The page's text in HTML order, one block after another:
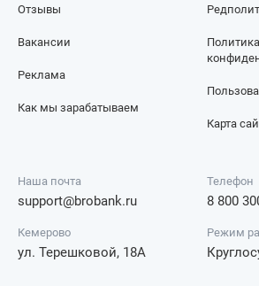
Отзывы
Вакансии
Реклама
Как мы зарабатываем
Политика
Карта
Наша почта
support@brobank.ru
Телефон
8 800
Кемерово
ул. Терешковой, 18А
Режим